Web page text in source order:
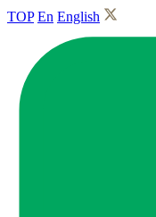
TOP En English